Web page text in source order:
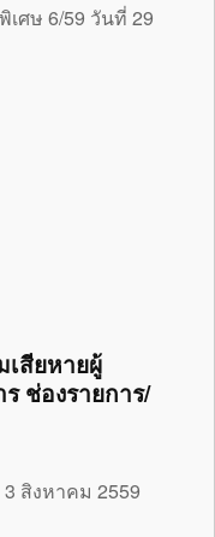
ศษ 6/59 วันที่ 29
เสียหายผู้
ช่องรายการ/
สิงหาคม 2559